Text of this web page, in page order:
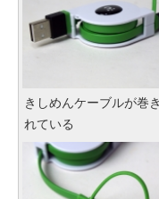
きしめんケーブルが巻
れている